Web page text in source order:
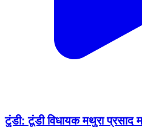
टुंडी: टूंडी विधायक मथुरा प्रसाद